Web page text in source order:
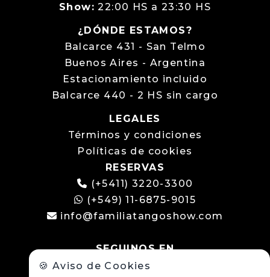
Show: 22:00 HS a 23:30 HS
¿DÓNDE ESTAMOS?
Balcarce 431 - San Telmo
Buenos Aires - Argentina
Estacionamiento incluido
Balcarce 440 - 2 HS sin cargo
LEGALES
Términos y condiciones
Políticas de cookies
RESERVAS
(+5411) 3220-3300
(+549) 11-6875-9015
info@familiatangoshow.com
SEGUINOS EN
🍪 Aviso de Cookies